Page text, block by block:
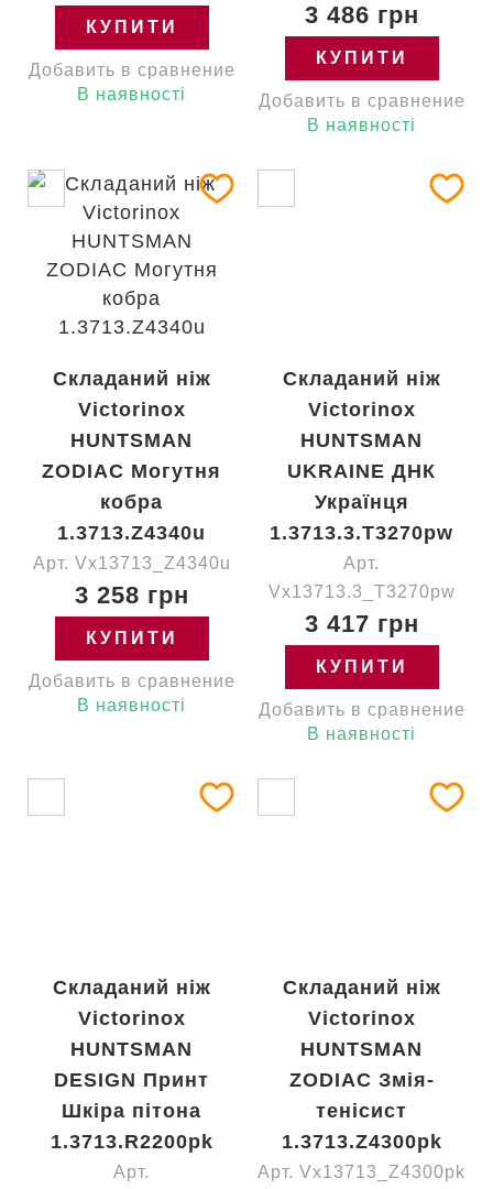
КУПИТИ
Добавить в сравнение
В наявності
3 486 грн
КУПИТИ
Добавить в сравнение
В наявності
Складаний ніж
Victorinox
HUNTSMAN
ZODIAC Могутня
кобра
1.3713.Z4340u
Арт. Vx13713_Z4340u
3 258 грн
КУПИТИ
Добавить в сравнение
В наявності
Складаний ніж
Victorinox
HUNTSMAN
UKRAINE ДНК
Українця
1.3713.3.T3270pw
Арт.
Vx13713.3_T3270pw
3 417 грн
КУПИТИ
Добавить в сравнение
В наявності
Складаний ніж
Victorinox
HUNTSMAN
DESIGN Принт
Шкіра пітона
1.3713.R2200pk
Арт.
Складаний ніж
Victorinox
HUNTSMAN
ZODIAC Змія-
тенісист
1.3713.Z4300pk
Арт. Vx13713_Z4300pk